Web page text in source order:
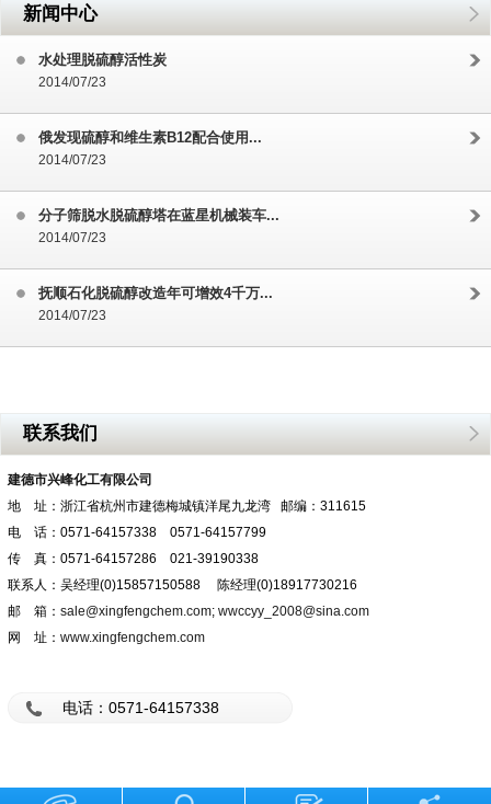
新闻中心
水处理脱硫醇活性炭
2014/07/23
俄发现硫醇和维生素B12配合使用...
2014/07/23
分子筛脱水脱硫醇塔在蓝星机械装车...
2014/07/23
抚顺石化脱硫醇改造年可增效4千万...
2014/07/23
联系我们
建德市兴峰化工有限公司
地 址：浙江省杭州市建德梅城镇洋尾九龙湾 邮编：311615
电 话：0571-64157338 0571-64157799
传 真：0571-64157286 021-39190338
联系人：吴经理(0)15857150588 陈经理(0)18917730216
邮 箱： sale@xingfengchem.com; wwccyy_2008@sina.com
网 址： www.xingfengchem.com
电话：0571-64157338